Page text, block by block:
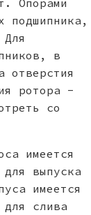
подшипника,
в
отверстия
ротора -
со
имеется
выпуска
имеется
слива